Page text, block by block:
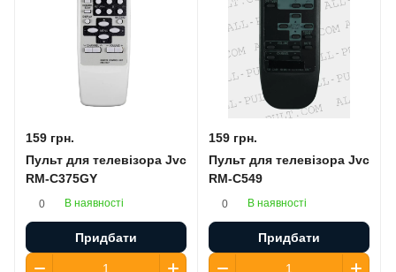
159 грн.
Пульт для телевізора Jvc
RM-C375GY
0 В наявності
Придбати
159 грн.
Пульт для телевізора Jvc
RM-C549
0 В наявності
Придбати